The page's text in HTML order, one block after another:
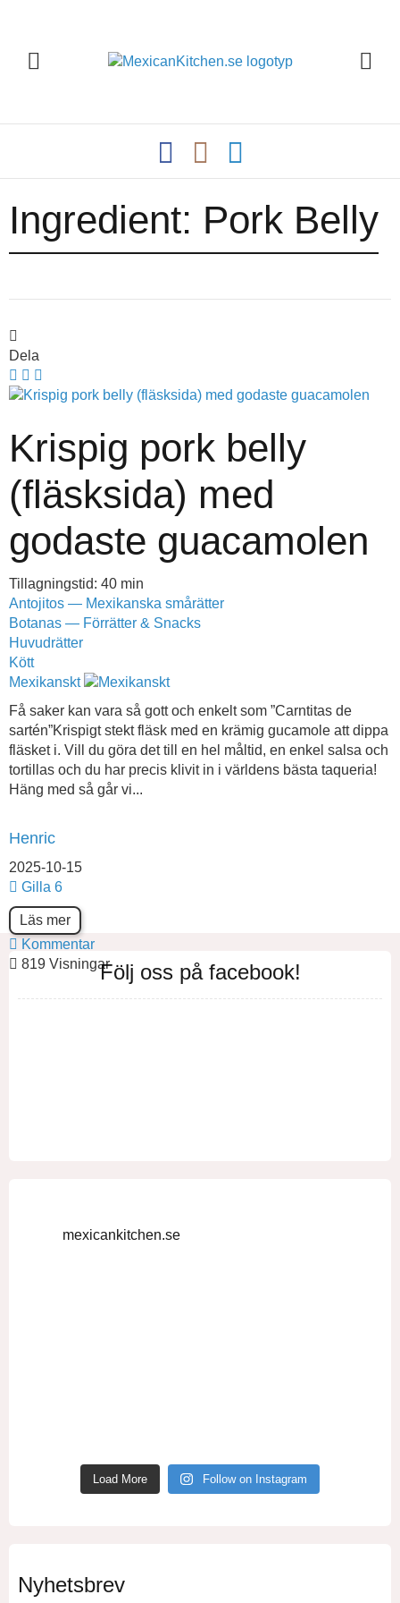
Ingredient: Pork Belly
Dela
Krispig pork belly
(fläsksida) med
godaste guacamolen
Tillagningstid: 40 min
Antojitos — Mexikanska smårätter
Botanas — Förrätter & Snacks
Huvudrätter
Kött
Mexikanskt
Få saker kan vara så gott och enkelt som ”Carntitas de
sartén”Krispigt stekt fläsk med en krämig gucamole att dippa
fläsket i. Vill du göra det till en hel måltid, en enkel salsa och
tortillas och du har precis klivit in i världens bästa taqueria!
Häng med så går vi...
Henric
2025-10-15
Gilla 6
Läs mer
Kommentar
819 VisningarFölj oss på facebook!
mexicankitchen.se
Load More Follow on Instagram
Nyhetsbrev